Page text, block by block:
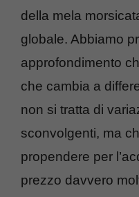
della mela
globale. Abbiamo
approfondimento
che cambia a
non si tratta di
sconvolgenti, ma
propendere per
prezzo davvero